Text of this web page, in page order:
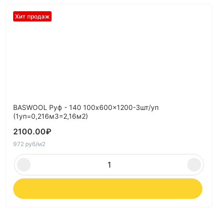
Хит продаж
BASWOOL Руф - 140 100x600x1200-3шт/уп
(1уп=0,216м3=2,16м2)
2100.00₽
972 руб/м2